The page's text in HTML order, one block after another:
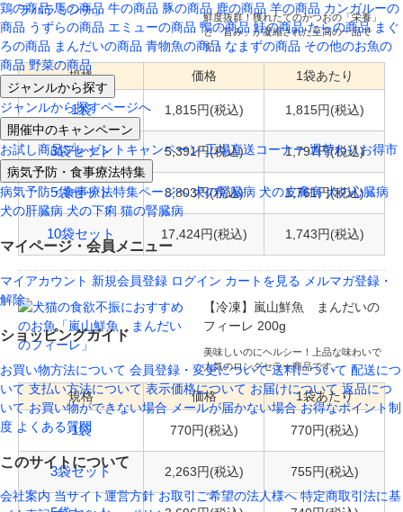
鶏の商品 馬の商品 牛の商品 豚の商品 鹿の商品 羊の商品 カンガルーの
商品 うずらの商品 エミューの商品 鴨の商品 鮭の商品 たらの商品 まぐ
ろの商品 まんだいの商品 青物魚の商品 なまずの商品 その他のお魚の
商品 野菜の商品
ジャンルから探す
ジャンルから探すページへ
開催中のキャンペーン
お試し商品プレゼントキャンペーン 工場直送コーナー 週替わりお得市
病気予防・食事療法特集
病気予防・食事療法特集ページへ 犬の腎臓病 犬の皮膚病 犬の心臓病
犬の肝臓病 犬の下痢 猫の腎臓病
マイページ・会員メニュー
マイアカウント 新規会員登録 ログイン カートを見る メルマガ登録・
解除
ショッピングガイド
お買い物方法について 会員登録・変更について 送料について 配送につ
いて 支払い方法について 表示価格について お届けについて 返品につ
いて お買い物ができない場合 メールが届かない場合 お得なポイント制
度 よくある質問
このサイトについて
会社案内 当サイト運営方針 お取引ご希望の法人様へ 特定商取引法に基
鮮度抜群！獲れたてのかつおの「栄養」
と「旨み」が凝縮された至高の一品で
す！
規格 価格 1袋あたり
1袋 1,815円(税込) 1,815円(税込)
3袋セット 5,391円(税込) 1,797円(税込)
5袋セット 8,803円(税込) 1,761円(税込)
10袋セット 17,424円(税込) 1,743円(税込)
【冷凍】嵐山鮮魚 まんだいの
フィーレ 200g
美味しいのにヘルシー！上品な味わいで
人気のロングセラー商品です。
規格 価格 1袋あたり
1袋 770円(税込) 770円(税込)
3袋セット 2,263円(税込) 755円(税込)